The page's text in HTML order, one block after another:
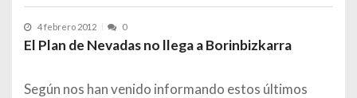
4 febrero 2012 0
El Plan de Nevadas no llega a Borinbizkarra
Según nos han venido informando estos últimos